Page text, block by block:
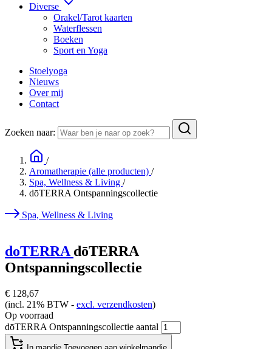
Diverse
Orakel/Tarot kaarten
Waterflessen
Boeken
Sport en Yoga
Stoelyoga
Nieuws
Over mij
Contact
Zoeken naar:
/
Aromatherapie (alle producten) /
Spa, Wellness & Living /
dōTERRA Ontspanningscollectie
Spa, Wellness & Living
doTERRAdōTERRA
Ontspanningscollectie
€ 128,67
(incl. 21% BTW - excl. verzendkosten)
Op voorraad
dōTERRA Ontspanningscollectie aantal